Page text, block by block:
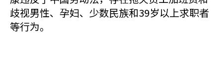
歧视男性、孕妇、少数民族和39岁以上求职者
等行为。